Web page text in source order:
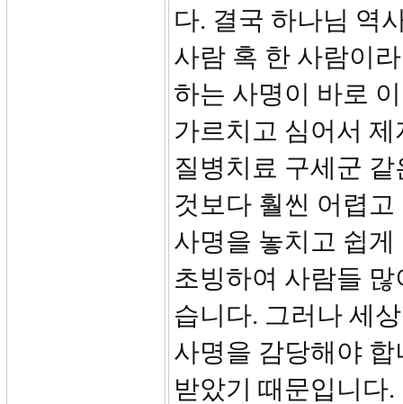
다. 결국 하나님 역
사람 혹 한 사람이
하는 사명이 바로
가르치고 심어서
질병치료 구세군
것보다 훨씬 어렵
사명을 놓치고 쉽
초빙하여 사람들
습니다. 그러나 세
사명을 감당해야
받았기 때문입니다